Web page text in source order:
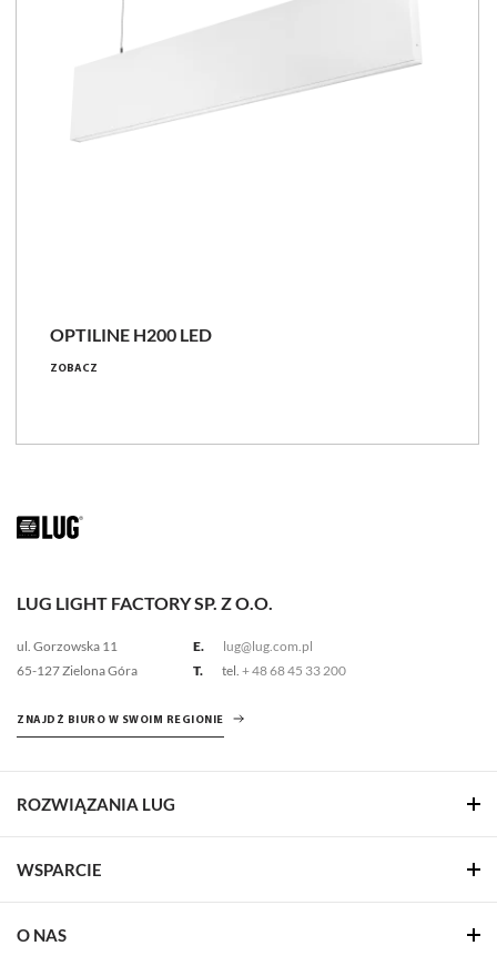
OPTILINE H200 LED
ZOBACZ
LUG LIGHT FACTORY SP. Z O.O.
ul. Gorzowska 11
65-127 Zielona Góra
E.
lug@lug.com.pl
T.
tel. + 48 68 45 33 200
ZNAJDŹ BIURO W SWOIM REGIONIE
ROZWIĄZANIA LUG
WSPARCIE
O NAS